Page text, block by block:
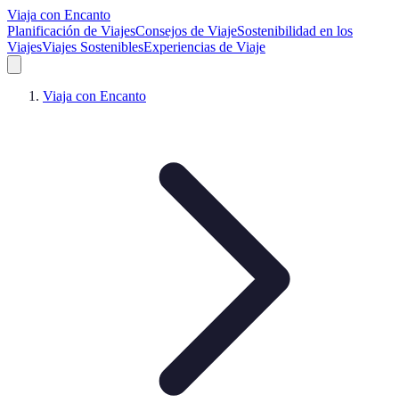
Viaja con Encanto
Planificación de ViajesConsejos de ViajeSostenibilidad en los
ViajesViajes SosteniblesExperiencias de Viaje
Viaja con Encanto